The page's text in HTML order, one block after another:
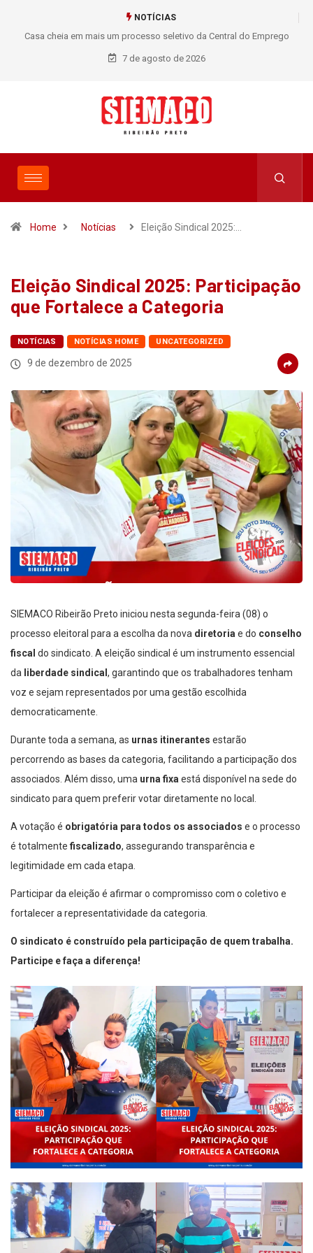
NOTÍCIAS
Trabalhadores se destacam na 14ª Meia Maratona Internacional de
Ribeirão Preto
7 de agosto de 2026
Home Notícias Eleição Sindical 2025:…
Eleição Sindical 2025: Participação
que Fortalece a Categoria
NOTÍCIAS NOTÍCIAS HOME UNCATEGORIZED
9 de dezembro de 2025
SIEMACO Ribeirão Preto iniciou nesta segunda-feira (08) o
processo eleitoral para a escolha da nova diretoria e do conselho
fiscal do sindicato. A eleição sindical é um instrumento essencial
da liberdade sindical, garantindo que os trabalhadores tenham
voz e sejam representados por uma gestão escolhida
democraticamente.
Durante toda a semana, as urnas itinerantes estarão
percorrendo as bases da categoria, facilitando a participação dos
associados. Além disso, uma urna fixa está disponível na sede do
sindicato para quem preferir votar diretamente no local.
A votação é obrigatória para todos os associados e o processo
é totalmente fiscalizado, assegurando transparência e
legitimidade em cada etapa.
Participar da eleição é afirmar o compromisso com o coletivo e
fortalecer a representatividade da categoria.
O sindicato é construído pela participação de quem trabalha.
Participe e faça a diferença!